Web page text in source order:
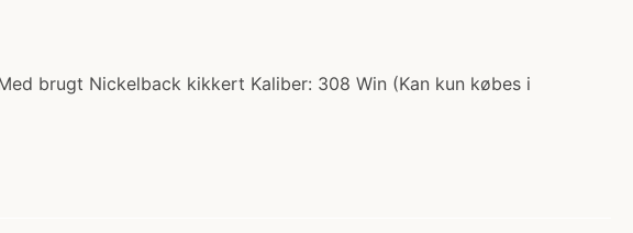
brugt Nickelback kikkert Kaliber: 308 Win (Kan kun købes i